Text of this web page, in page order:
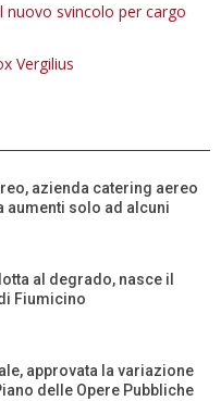
svincolo per cargo
Vergilius
azienda catering aereo
aumenti solo ad alcuni
al degrado, nasce il
Fiumicino
approvata la variazione
delle Opere Pubbliche